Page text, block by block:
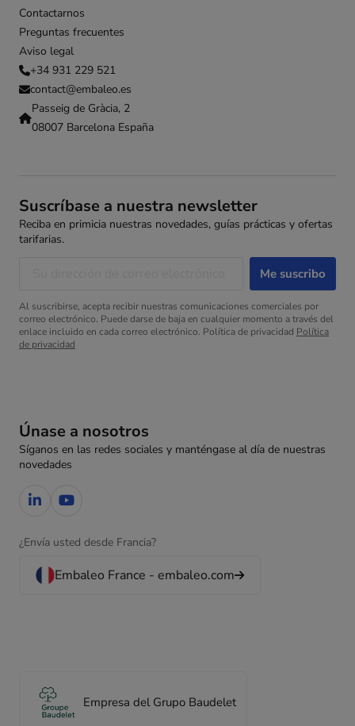
Contactarnos
Preguntas frecuentes
Aviso legal
+34 931 229 521
contact@embaleo.es
Passeig de Gràcia, 2
08007 Barcelona España
Únase a nosotros
Síganos en las redes sociales y manténgase al día de nuestras
novedades
¿Envía usted desde Francia?
Embaleo France - embaleo.com
Empresa del Grupo Baudelet
Suscríbase a nuestra newsletter
Reciba en primicia nuestras novedades, guías prácticas y ofertas
tarifarias.
Al suscribirse, acepta recibir nuestras comunicaciones comerciales por
correo electrónico. Puede darse de baja en cualquier momento a través del
enlace incluido en cada correo electrónico. Política de privacidad Política
de privacidad